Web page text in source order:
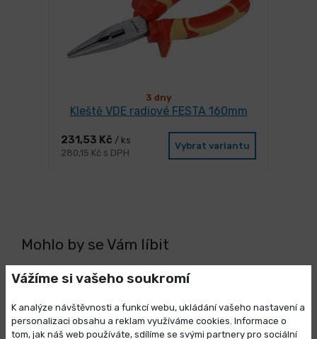
3 dny
Kleště VDE radiové FESTA 160mm
231,53 Kč / ks
280,15 Kč s DPH
Vybrat variantu
Mohlo by se Vám líbit
Vážíme si vašeho soukromí
K analýze návštěvnosti a funkcí webu, ukládání vašeho nastavení a
personalizaci obsahu a reklam využíváme cookies. Informace o
tom, jak náš web používáte, sdílíme se svými partnery pro sociální